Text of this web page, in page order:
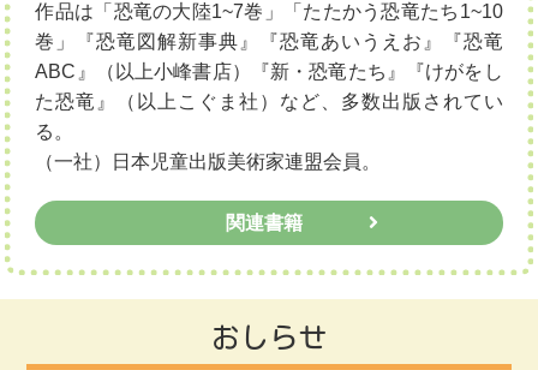
作品は「恐竜の大陸1~7巻」「たたかう恐竜たち1~10
巻」『恐竜図解新事典』『恐竜あいうえお』『恐竜
ABC』（以上小峰書店）『新・恐竜たち』『けがをし
た恐竜』（以上こぐま社）など、多数出版されてい
る。
（一社）日本児童出版美術家連盟会員。
関連書籍
おしらせ